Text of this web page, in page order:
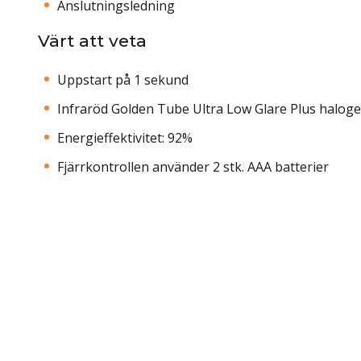
Anslutningsledning
Värt att veta
Uppstart på 1 sekund
Infraröd Golden Tube Ultra Low Glare Plus
Energieffektivitet: 92%
Fjärrkontrollen använder 2 stk. AAA batterier